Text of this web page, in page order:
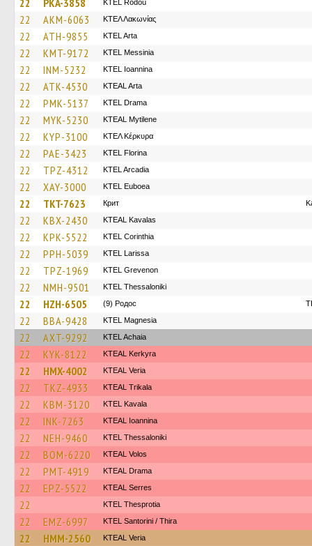
22 PKA-3858 ΚΤΕL Rodou
22 AKM-6063 ΚΤΕΛ Λακωνίας
22 ATH-9855 KTEL Arta
22 KMT-9172 KTEL Messinia
22 INM-5232 KTEL Ioannina
22 ATK-4530 KTEAL Arta
22 PMK-5137 KTEL Drama
22 MYK-5230 KTEAL Mytilene
22 KYP-3100 ΚΤΕΛ Κέρκυρα
22 PAE-3423 KTEL Florina
22 TPZ-4312 KTEL Arcadia
22 XAY-3000 ΚΤΕL Euboea
22 TKT-7623 Крит
22 KBX-2430 KTEAL Kavalas
22 KPK-5522 KTEL Corinthia
22 PPH-5039 KTEL Larissa
22 TPZ-1969 ΚΤΕL Grevenon
22 NMH-9501 KTEL Thessaloniki
22 HZH-6505 (9) Родос
22 BBA-9428 ΚΤΕL Magnesia
22 AXT-9292 KTEL Achaia
22 KYK-8122 KTEAL Kerkyra
22 HMX-4002 KTEAL Veria
22 TKZ-4933 KTEAL Trikala
22 KBM-3120 KTEL Kavala
22 INK-7263 KTEAL Ioannina
22 NEH-9460 KTEL Thessaloniki
22 BOM-6220 KTEAL Volos
22 PMT-4919 KTEAL Drama
22 EPZ-5522 KTEAL Serres
22 KTEL Thesprotia
22 EMZ-6997 KTEL Santorini / Thira
22 HMM-2560 KTEAL Veria